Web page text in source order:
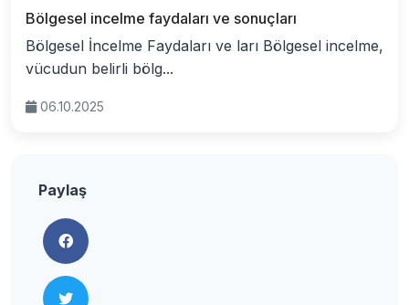
Bölgesel incelme faydaları ve sonuçları
Bölgesel İncelme Faydaları ve ları Bölgesel incelme,
vücudun belirli bölg...
06.10.2025
Paylaş